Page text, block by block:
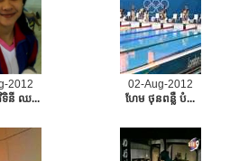
2012
ទិនី ឈ...
02-Aug-2012
ហែម ថុនពន្លឺ បំ...